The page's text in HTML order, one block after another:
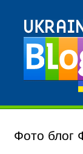
Фото блог